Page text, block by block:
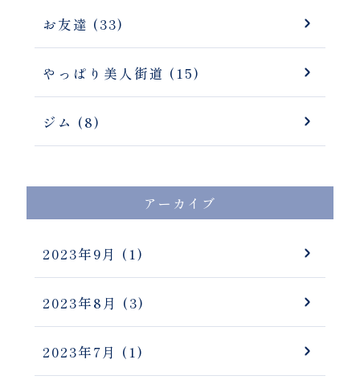
お友達 (33)
やっぱり美人街道 (15)
ジム (8)
アーカイブ
2023年9月 (1)
2023年8月 (3)
2023年7月 (1)